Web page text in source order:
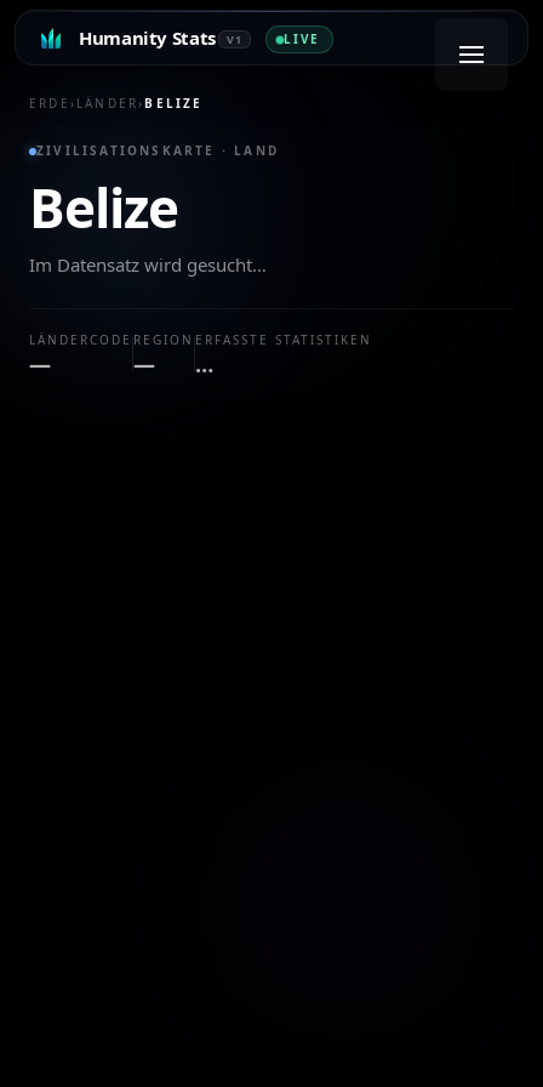
Humanity Stats V1 LIVE
ERDE › LÄNDER› BELIZE
ZIVILISATIONSKARTE · LAND
Belize
Im Datensatz wird gesucht…
LÄNDERCODE
—
REGION
—
ERFASSTE STATISTIKEN
…